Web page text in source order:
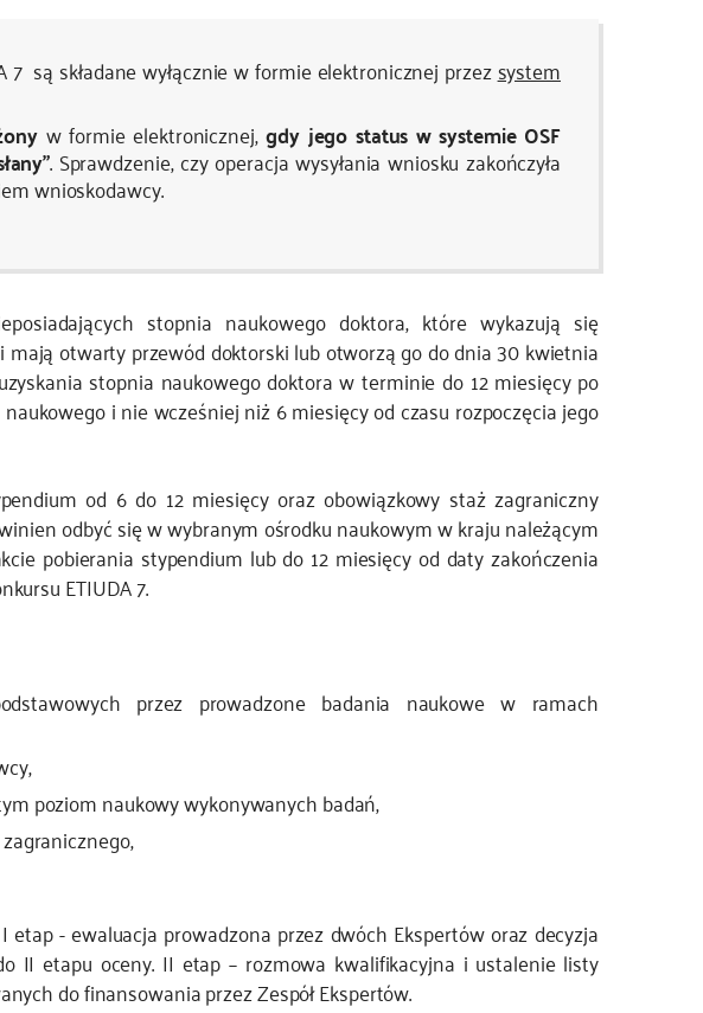
7 są składane wyłącznie w formie elektronicznej przezsystem
w formie elektronicznej,gdy jego status w systemie OSF
. Sprawdzenie, czy operacja wysyłania wniosku zakończyła
wnioskodawcy.
stopnia naukowego doktora, które wykazują się
mają otwarty przewód doktorski lub otworzą go do dnia 30 kwietnia
stopnia naukowego doktora w terminie do 12 miesięcy po
i nie wcześniej niż 6 miesięcy od czasu rozpoczęcia jego
od 6 do 12 miesięcy oraz obowiązkowy staż zagraniczny
odbyć się w wybranym ośrodku naukowym w kraju należącym
pobierania stypendium lub do 12 miesięcy od daty zakończenia
ETIUDA 7.
przez prowadzone badania naukowe w ramach
poziom naukowy wykonywanych badań,
etap - ewaluacja prowadzona przez dwóch Ekspertów oraz decyzja
II etapu oceny. II etap – rozmowa kwalifikacyjna i ustalenie listy
do finansowania przez Zespół Ekspertów.